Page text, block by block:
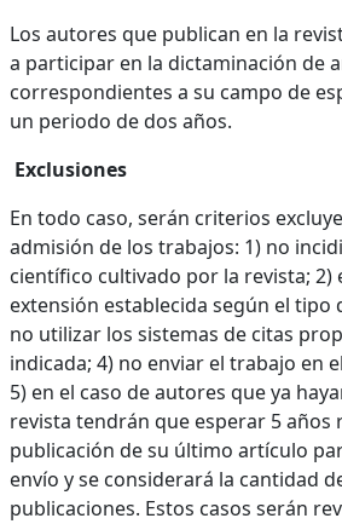
Los autores que publican en la
a participar en la dictaminación de
correspondientes a su campo de
un periodo de dos años.
Exclusiones
En todo caso, serán criterios
admisión de los trabajos: 1) no
científico cultivado por la revista; 2)
extensión establecida según el tipo
no utilizar los sistemas de citas
indicada; 4) no enviar el trabajo en
5) en el caso de autores que ya
revista tendrán que esperar 5 años
publicación de su último artículo
envío y se considerará la cantidad
publicaciones. Estos casos serán